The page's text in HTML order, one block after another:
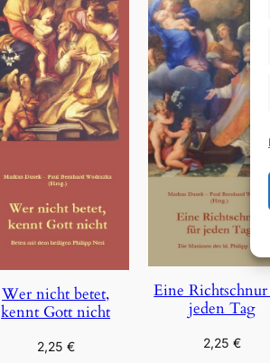
Wer nicht betet,
kennt Gott nicht
2,25 €
Eine
jeden Tag
2,25 €